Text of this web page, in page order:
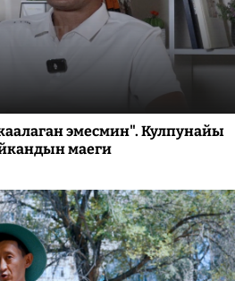
эмесмин". Кулпунайы
маеги